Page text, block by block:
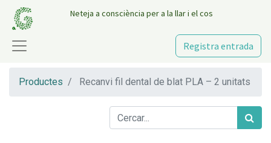
Neteja a consciència per a la llar i el cos
Registra entrada
Productes Recanvi fil dental de blat PLA – 2 unitats